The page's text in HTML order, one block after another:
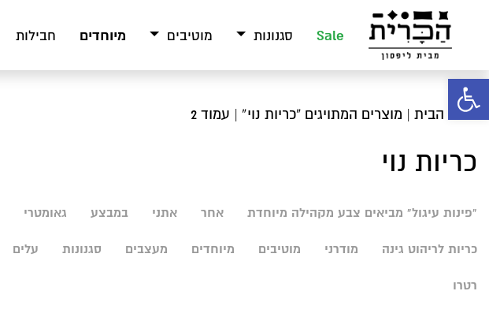
פתח סרגל נגישות
Sale סגנונות מוטיבים מיוחדים חבילות
עמוד הבית | מוצרים המתויגים “כריות נוי” | עמוד 2
כריות נוי
"פינות עיגול" מביאים צבע מקהילה מיוחדת אחר אתני במבצע גאומטרי
כריות לריהוט גינה מודרני מוטיבים מיוחדים מעצבים סגנונות עלים
רטרו